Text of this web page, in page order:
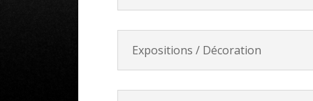
Expositions / Décoration